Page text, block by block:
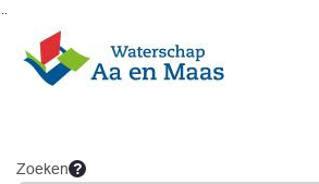
Ga naar de inhoud van deze pagina
Ga naar het zoeken
Ga naar het menu
Zoeken